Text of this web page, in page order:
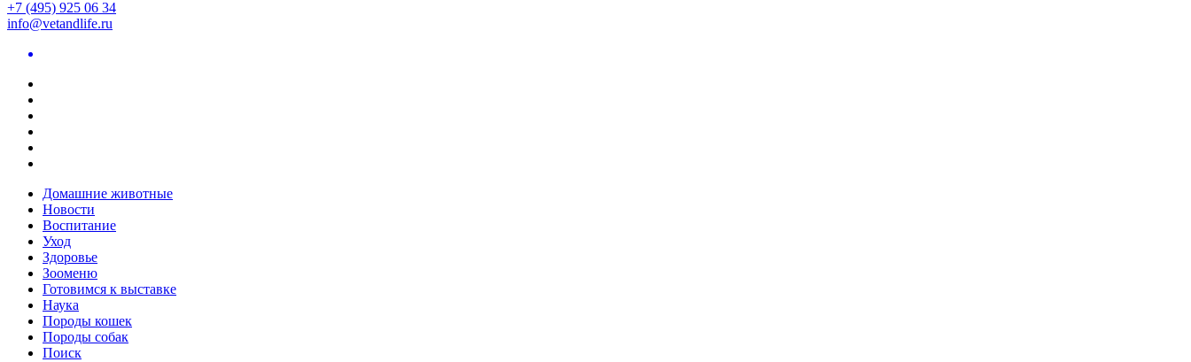
+7 (495) 925 06 34
info@vetandlife.ru
Домашние животные
Новости
Воспитание
Уход
Здоровье
Зооменю
Готовимся к выставке
Наука
Породы кошек
Породы собак
Поиск